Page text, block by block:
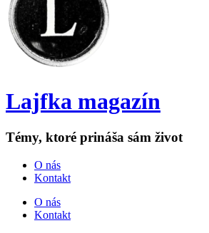
Lajfka magazín
Témy, ktoré prináša sám život
O nás
Kontakt
O nás
Kontakt